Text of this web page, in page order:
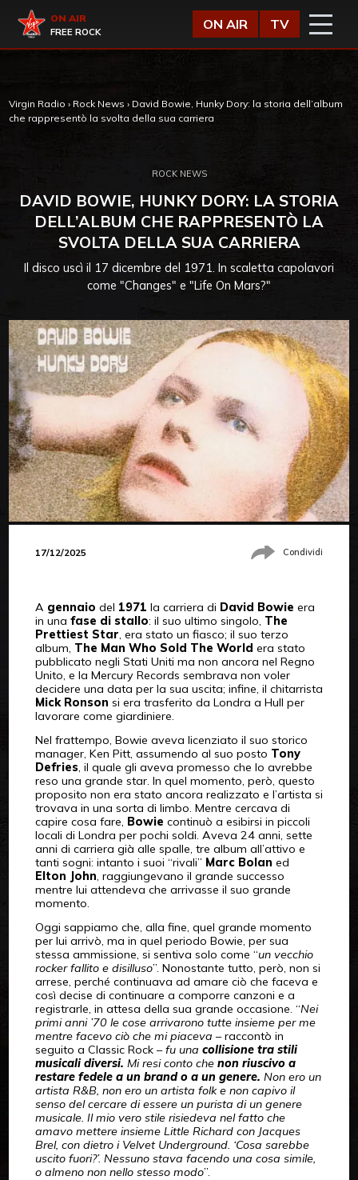
Virgin Radio
ON AIR
FREE ROCK
ON AIR TV
Virgin Radio › Rock News › David Bowie, Hunky Dory: la storia dell’album
che rappresentò la svolta della sua carriera
ROCK NEWS
DAVID BOWIE, HUNKY DORY: LA STORIA
DELL’ALBUM CHE RAPPRESENTÒ LA
SVOLTA DELLA SUA CARRIERA
Il disco uscì il 17 dicembre del 1971. In scaletta capolavori
come "Changes" e "Life On Mars?"
17/12/2025 Condividi
A gennaio del 1971 la carriera di David Bowie era
in una fase di stallo: il suo ultimo singolo, The
Prettiest Star, era stato un fiasco; il suo terzo
album, The Man Who Sold The World era stato
pubblicato negli Stati Uniti ma non ancora nel Regno
Unito, e la Mercury Records sembrava non voler
decidere una data per la sua uscita; infine, il chitarrista
Mick Ronson si era trasferito da Londra a Hull per
lavorare come giardiniere.
Nel frattempo, Bowie aveva licenziato il suo storico
manager, Ken Pitt, assumendo al suo posto Tony
Defries, il quale gli aveva promesso che lo avrebbe
reso una grande star. In quel momento, però, questo
proposito non era stato ancora realizzato e l’artista si
trovava in una sorta di limbo. Mentre cercava di
capire cosa fare, Bowie continuò a esibirsi in piccoli
locali di Londra per pochi soldi. Aveva 24 anni, sette
anni di carriera già alle spalle, tre album all’attivo e
tanti sogni: intanto i suoi “rivali” Marc Bolan ed
Elton John, raggiungevano il grande successo
mentre lui attendeva che arrivasse il suo grande
momento.
Oggi sappiamo che, alla fine, quel grande momento
per lui arrivò, ma in quel periodo Bowie, per sua
stessa ammissione, si sentiva solo come “un vecchio
rocker fallito e disilluso”. Nonostante tutto, però, non si
arrese, perché continuava ad amare ciò che faceva e
così decise di continuare a comporre canzoni e a
registrarle, in attesa della sua grande occasione. “Nei
primi anni ’70 le cose arrivarono tutte insieme per me
mentre facevo ciò che mi piaceva – raccontò in
seguito a Classic Rock –fu una collisione tra stili
musicali diversi. Mi resi conto che non riuscivo a
restare fedele a un brand o a un genere. Non ero un
artista R&B, non ero un artista folk e non capivo il
senso del cercare di essere un purista di un genere
musicale. Il mio vero stile risiedeva nel fatto che
amavo mettere insieme Little Richard con Jacques
Brel, con dietro i Velvet Underground. ‘Cosa sarebbe
uscito fuori?’. Nessuno stava facendo una cosa simile,
o almeno non nello stesso modo”.